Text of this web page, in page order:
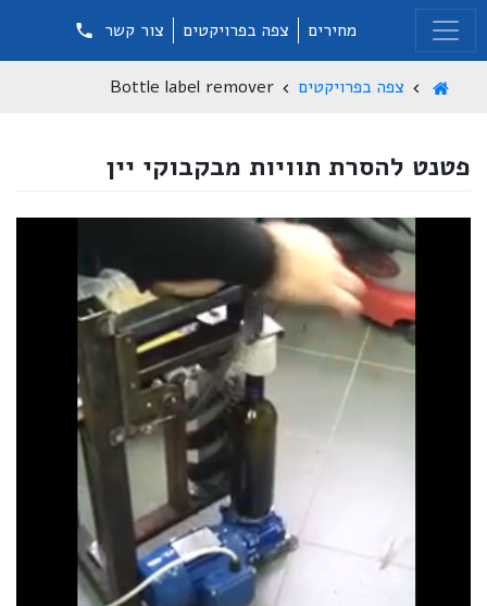
מחירים צפה בפרויקטים צור קשר
צפה בפרויקטים Bottle label remover
פטנט להסרת תוויות מבקבוקי יין